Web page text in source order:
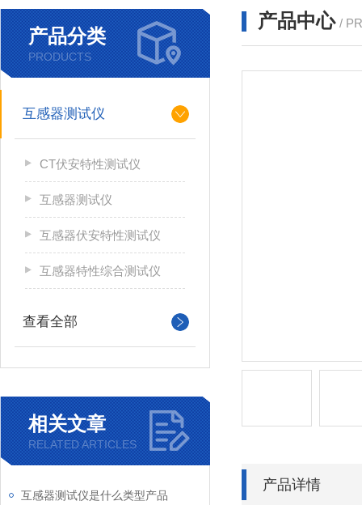
产品分类
PRODUCTS
互感器测试仪
CT伏安特性测试仪
互感器测试仪
互感器伏安特性测试仪
互感器特性综合测试仪
查看全部
相关文章
RELATED ARTICLES
互感器测试仪是什么类型产品
产品中心 /
产品详情